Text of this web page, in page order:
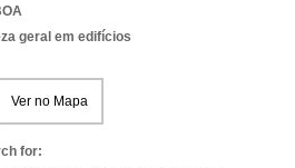
geral em edifícios
Ver no Mapa
for: